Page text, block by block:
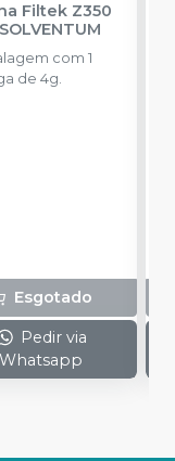
Filtek Z350
SOLVENTUM
com 1
de 4g.
Esgotado
Pedir via
Whatsapp